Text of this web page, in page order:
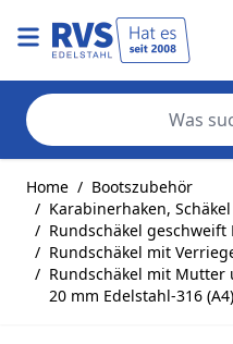
Home / Bootszubehör
/ Karabinerhaken,
/ Rundschäkel geschweift
/ Rundschäkel mit
/ Rundschäkel mit Mutter
20 mm Edelstahl-316 (A4)